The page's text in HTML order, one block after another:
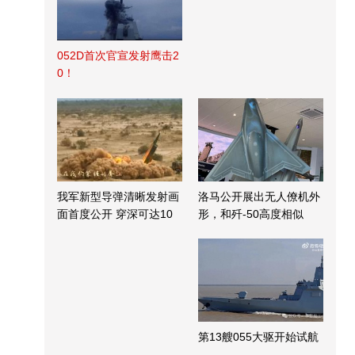
052D首次官宣发射鹰击2
0！
我军新型导弹清晰发射画
面首度公开 穿深可达10
洛马公开展出无人僚机外
形，和歼-50高度相似
第13艘055大驱开始试航